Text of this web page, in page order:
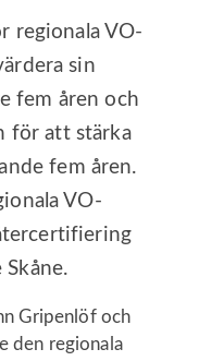
regionala VO-
sin
fem åren och
för att stärka
fem åren.
VO-
Gripenlöf och
den regionala